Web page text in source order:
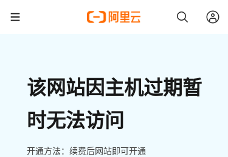
该网站因主机过期暂
时无法访问
开通方法：续费后网站即可开通